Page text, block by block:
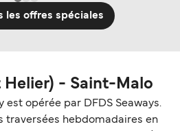
les offres spéciales
Helier) - Saint-Malo
opérée par DFDS Seaways.
traversées hebdomadaires en